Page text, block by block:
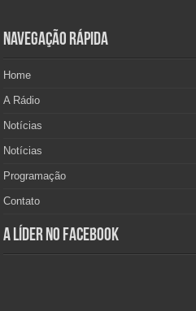
Navegação Rápida
Home
A Rádio
Notícias
Notícias
Programação
Contato
A Líder no Facebook